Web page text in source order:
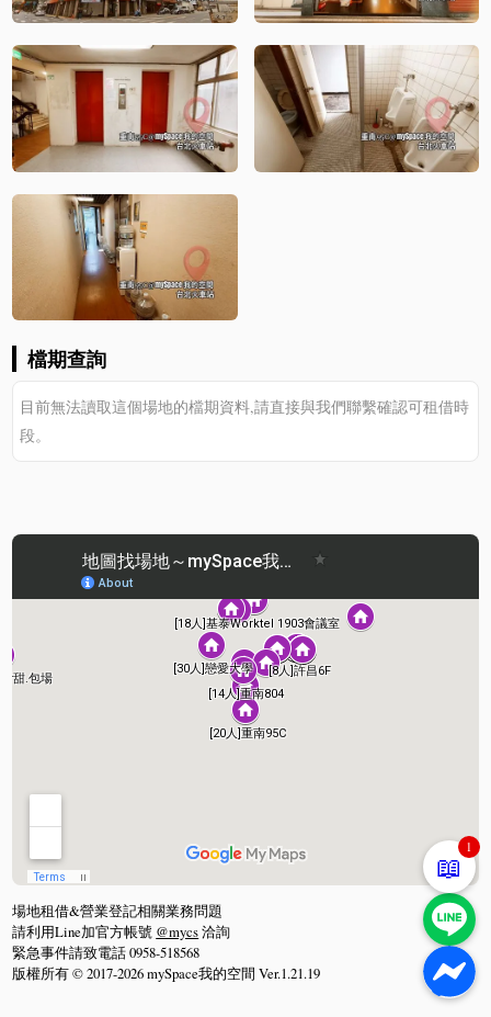
檔期查詢
目前無法讀取這個場地的檔期資料,請直接與我們聯繫確認可租借時
段。
場地租借&營業登記相關業務問題
請利用Line加官方帳號 @mycs洽詢
緊急事件請致電話 0958-518568
版權所有 © 2017-2026 mySpace我的空間 Ver.1.21.19
📖
1